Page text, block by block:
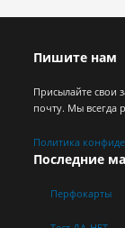
Пишите нам
Присылайте свои
почту. Мы всегда
Политика
Последние
Перфокарты